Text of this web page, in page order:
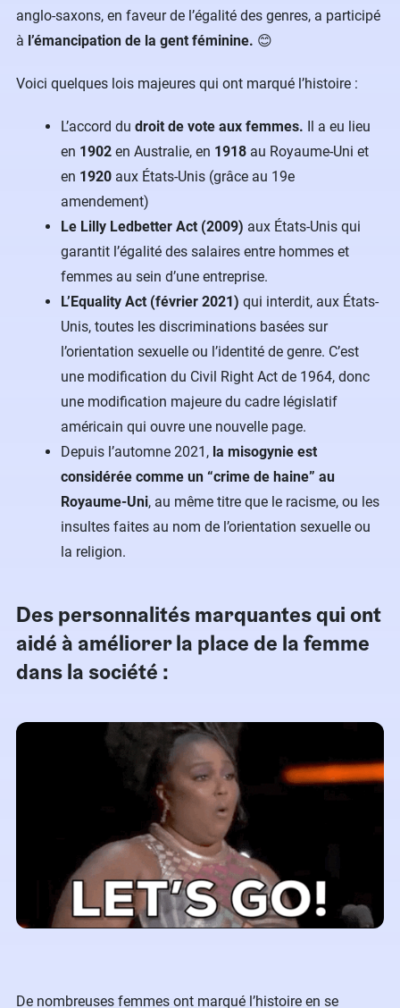
anglo-saxons, en faveur de l’égalité des genres, a participé
à l’émancipation de la gent féminine. 😊
Voici quelques lois majeures qui ont marqué l’histoire :
L’accord du droit de vote aux femmes. Il a eu lieu
en 1902 en Australie, en 1918 au Royaume-Uni et
en 1920 aux États-Unis (grâce au 19e
amendement)
Le Lilly Ledbetter Act (2009) aux États-Unis qui
garantit l’égalité des salaires entre hommes et
femmes au sein d’une entreprise.
L’Equality Act (février 2021) qui interdit, aux États-
Unis, toutes les discriminations basées sur
l’orientation sexuelle ou l’identité de genre. C’est
une modification du Civil Right Act de 1964, donc
une modification majeure du cadre législatif
américain qui ouvre une nouvelle page.
Depuis l’automne 2021, la misogynie est
considérée comme un “crime de haine” au
Royaume-Uni, au même titre que le racisme, ou les
insultes faites au nom de l’orientation sexuelle ou
la religion.
Des personnalités marquantes qui ont
aidé à améliorer la place de la femme
dans la société :
De nombreuses femmes ont marqué l’histoire en se